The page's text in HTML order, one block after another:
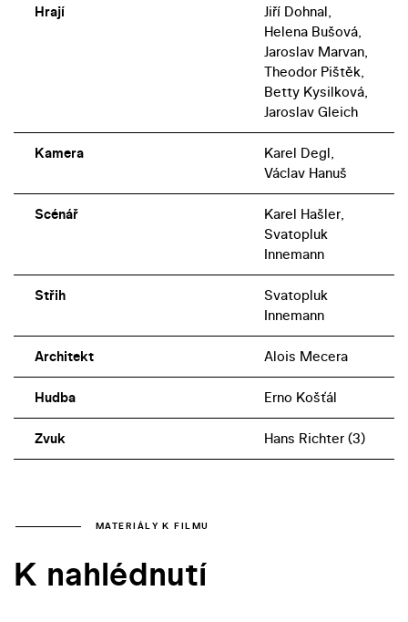
Hrají
Jiří Dohnal,
Helena Bušová,
Jaroslav Marvan,
Theodor Pištěk,
Betty Kysilková,
Jaroslav Gleich
Kamera
Karel Degl,
Václav Hanuš
Scénář
Karel Hašler,
Svatopluk
Innemann
Střih
Svatopluk
Innemann
Architekt Alois Mecera
Hudba Erno Košťál
Zvuk Hans Richter (3)
MATERIÁLY K FILMU
K nahlédnutí